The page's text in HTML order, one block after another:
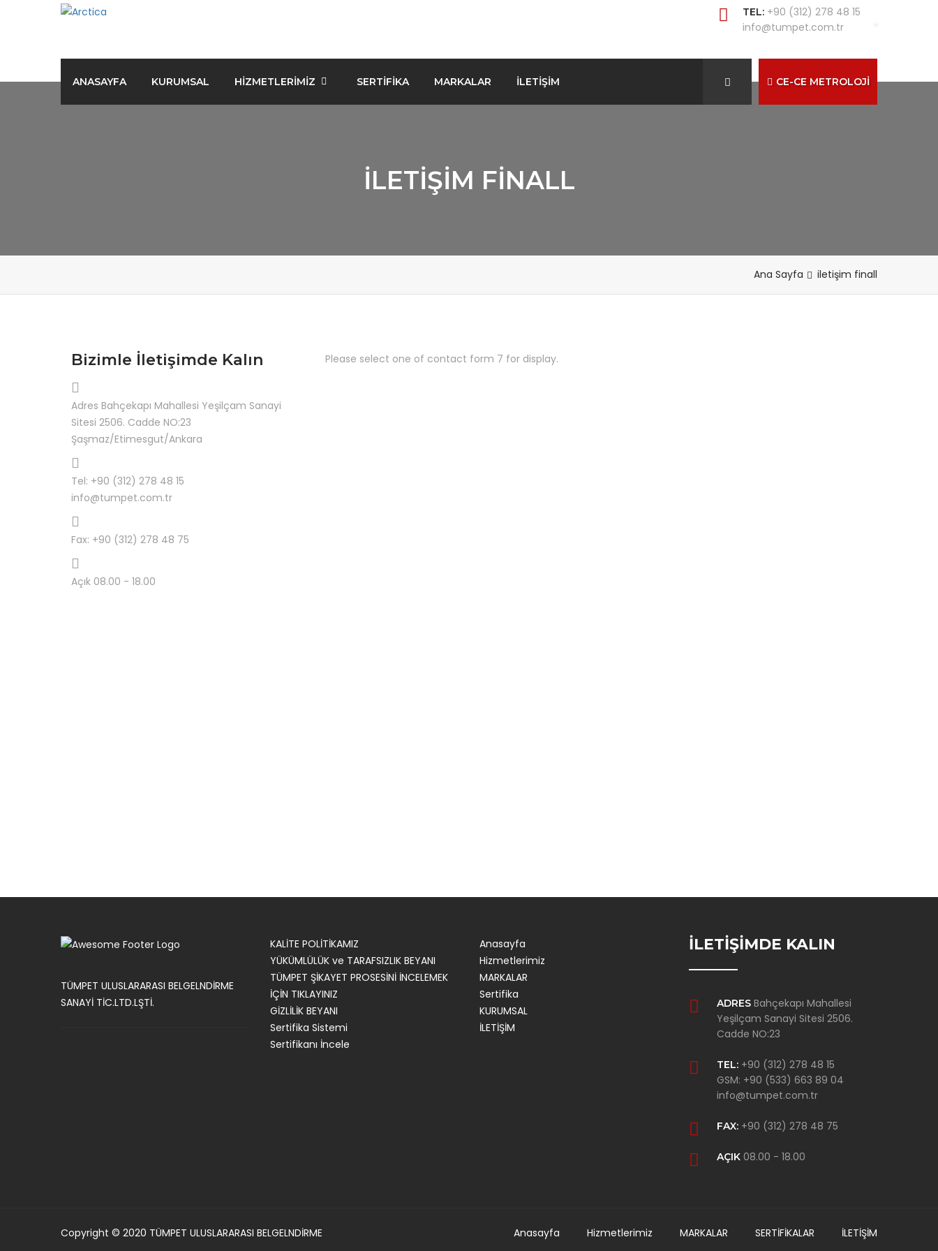
TEL: +90 (312) 278 48 15
info@tumpet.com.tr
ANASAYFA KURUMSAL HIZMETLERIMIZ SERTIFIKA MARKALAR İLETİŞİM CE-CE METROLOJİ
ILETIŞIM FINALL
Ana Sayfa iletişim finall
Bizimle İletişimde Kalın
Adres Bahçekapı Mahallesi Yeşilçam Sanayi
Sitesi 2506. Cadde NO:23
Şaşmaz/Etimesgut/Ankara
Tel: +90 (312) 278 48 15
info@tumpet.com.tr
Fax: +90 (312) 278 48 75
Açık 08.00 - 18.00
Please select one of contact form 7 for display.
TÜMPET ULUSLARARASI BELGELNDİRME
SANAYİ TİC.LTD.LŞTİ.
KALİTE POLİTİKAMIZ
YÜKÜMLÜLÜK ve TARAFSIZLIK BEYANI
TÜMPET ŞİKAYET PROSESİNİ İNCELEMEK
İÇİN TIKLAYINIZ
GİZLİLİK BEYANI
Sertifika Sistemi
Sertifikanı İncele
Anasayfa
Hizmetlerimiz
MARKALAR
Sertifika
KURUMSAL
İLETİŞİM
İLETİŞİMDE KALIN
ADRES Bahçekapı Mahallesi
Yeşilçam Sanayi Sitesi 2506.
Cadde NO:23
TEL: +90 (312) 278 48 15
GSM: +90 (533) 663 89 04
info@tumpet.com.tr
FAX: +90 (312) 278 48 75
AÇIK 08.00 - 18.00
Copyright © 2020 TÜMPET ULUSLARARASI BELGELNDİRME Anasayfa Hizmetlerimiz MARKALAR SERTİFİKALAR İLETİŞİM